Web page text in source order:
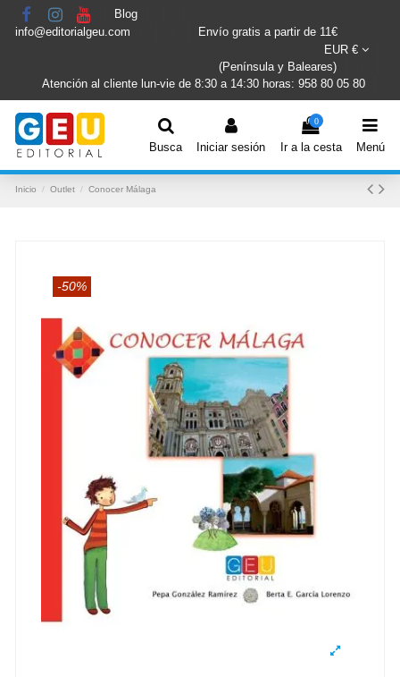
Blog
info@editorialgeu.com
Envío gratis a partir de 11€
EUR €
(Península y Baleares)
Atención al cliente lun-vie de 8:30 a 14:30 horas: 958 80 05 80
Busca Iniciar sesión
0
Ir a la cesta Menú
Inicio Outlet Conocer Málaga
-50%